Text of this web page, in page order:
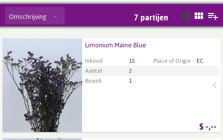
Omschrijving 7 partijen
Limonium Maine Blue
Inhoud 15 Place of Origin
EC
Aantal
2
Bosinh.
1
$ -,--
U moet ingelogd zijn om te kunnen kopen. Klik hier
om in te loggen.